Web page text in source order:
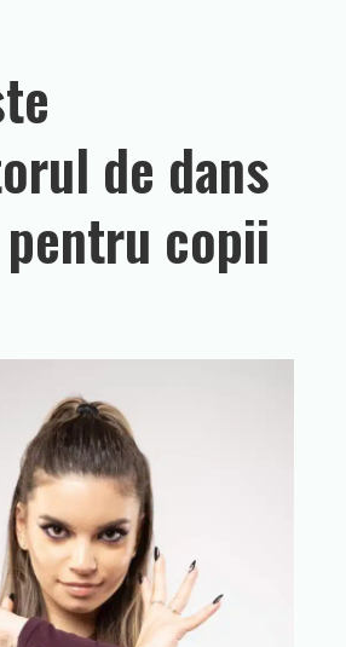
de dans
copii